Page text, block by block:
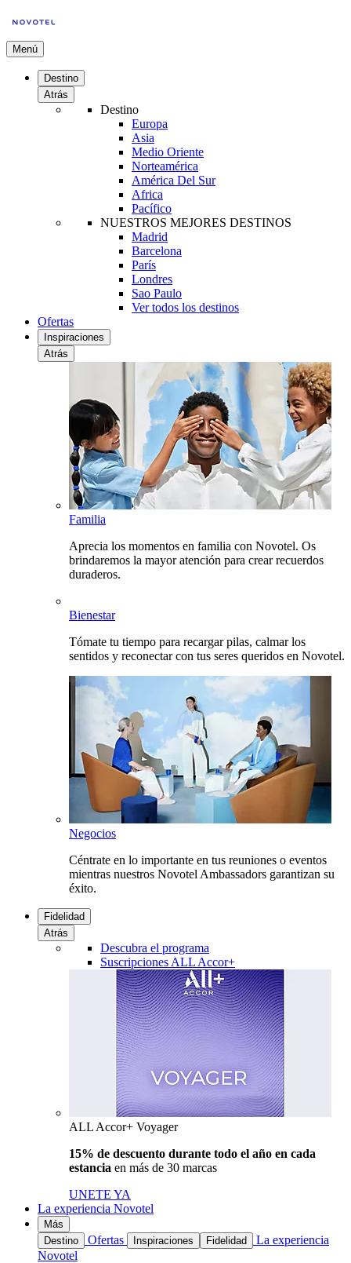
Menú
Destino
Atrás
Destino
Europa
Asia
Medio Oriente
Norteamérica
América Del Sur
Africa
Pacífico
NUESTROS MEJORES DESTINOS
Madrid
Barcelona
París
Londres
Sao Paulo
Ver todos los destinos
Ofertas
Inspiraciones
Atrás
Familia
Aprecia los momentos en familia con Novotel. Os
brindaremos la mayor atención para crear recuerdos
duraderos.
Bienestar
Tómate tu tiempo para recargar pilas, calmar los
sentidos y reconectar con tus seres queridos en Novotel.
Negocios
Céntrate en lo importante en tus reuniones o eventos
mientras nuestros Novotel Ambassadors garantizan su
éxito.
Fidelidad
Atrás
Descubra el programa
Suscripciones ALL Accor+
ALL Accor+ Voyager
15% de descuento durante todo el año en cada
estancia en más de 30 marcas
UNETE YA
La experiencia Novotel
Más
Destino
Ofertas Inspiraciones Fidelidad
La experiencia
Novotel